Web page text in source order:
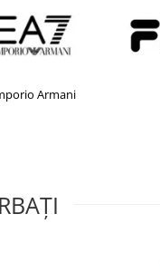
FILA